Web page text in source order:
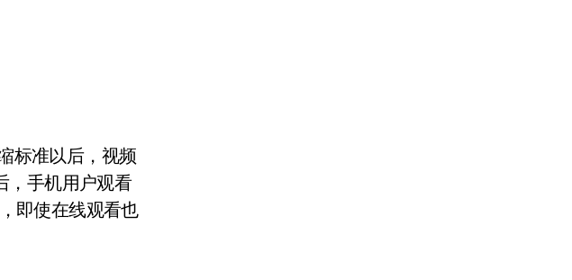
标准以后，视频
，手机用户观看
即使在线观看也